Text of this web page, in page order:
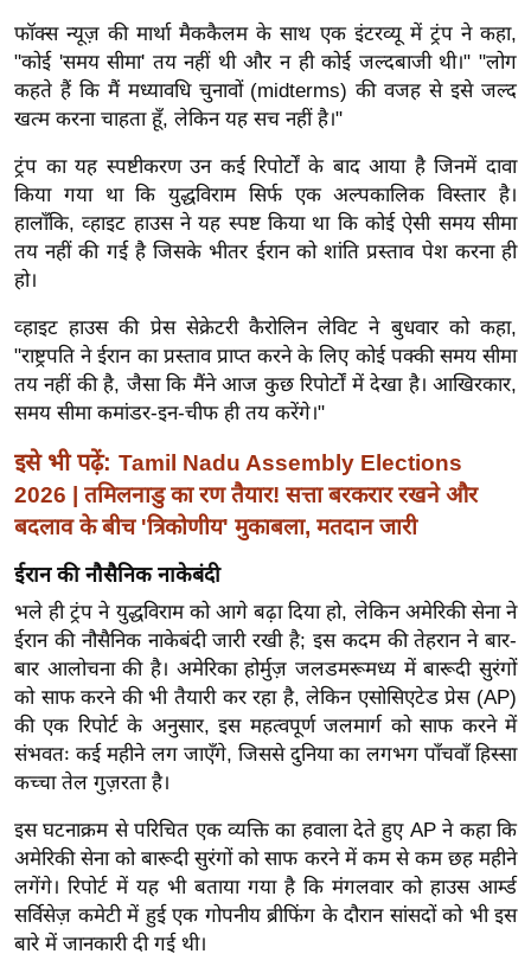
बे
मि
सा
ल
श
ख्सि
य
त
यं
ग
इं
डि
या
सा
हि
त्य
ज
ग
त
ऑ
टो
व
र्ल्ड
न्यू
ब्री
फ
म
नो
रं
फॉक्स न्यूज़ की मार्था मैककैलम के साथ एक इंटरव्यू में ट्रंप ने कहा,
"कोई 'समय सीमा' तय नहीं थी और न ही कोई जल्दबाजी थी।" "लोग
कहते हैं कि मैं मध्यावधि चुनावों (midterms) की वजह से इसे जल्द
खत्म करना चाहता हूँ, लेकिन यह सच नहीं है।"
ट्रंप का यह स्पष्टीकरण उन कई रिपोर्टों के बाद आया है जिनमें दावा
किया गया था कि युद्धविराम सिर्फ एक अल्पकालिक विस्तार है।
हालाँकि, व्हाइट हाउस ने यह स्पष्ट किया था कि कोई ऐसी समय सीमा
तय नहीं की गई है जिसके भीतर ईरान को शांति प्रस्ताव पेश करना ही
हो।
व्हाइट हाउस की प्रेस सेक्रेटरी कैरोलिन लेविट ने बुधवार को कहा,
"राष्ट्रपति ने ईरान का प्रस्ताव प्राप्त करने के लिए कोई पक्की समय सीमा
तय नहीं की है, जैसा कि मैंने आज कुछ रिपोर्टों में देखा है। आखिरकार,
समय सीमा कमांडर-इन-चीफ ही तय करेंगे।"
इसे भी पढ़ें: Tamil Nadu Assembly Elections
2026 | तमिलनाडु का रण तैयार! सत्ता बरकरार रखने और
बदलाव के बीच 'त्रिकोणीय' मुकाबला, मतदान जारी
ईरान की नौसैनिक नाकेबंदी
भले ही ट्रंप ने युद्धविराम को आगे बढ़ा दिया हो, लेकिन अमेरिकी सेना ने
ईरान की नौसैनिक नाकेबंदी जारी रखी है; इस कदम की तेहरान ने बार-
बार आलोचना की है। अमेरिका होर्मुज़ जलडमरूमध्य में बारूदी सुरंगों
को साफ करने की भी तैयारी कर रहा है, लेकिन एसोसिएटेड प्रेस (AP)
की एक रिपोर्ट के अनुसार, इस महत्वपूर्ण जलमार्ग को साफ करने में
संभवतः कई महीने लग जाएँगे, जिससे दुनिया का लगभग पाँचवाँ हिस्सा
कच्चा तेल गुज़रता है।
इस घटनाक्रम से परिचित एक व्यक्ति का हवाला देते हुए AP ने कहा कि
अमेरिकी सेना को बारूदी सुरंगों को साफ करने में कम से कम छह महीने
लगेंगे। रिपोर्ट में यह भी बताया गया है कि मंगलवार को हाउस आर्म्ड
सर्विसेज़ कमेटी में हुई एक गोपनीय ब्रीफिंग के दौरान सांसदों को भी इस
बारे में जानकारी दी गई थी।